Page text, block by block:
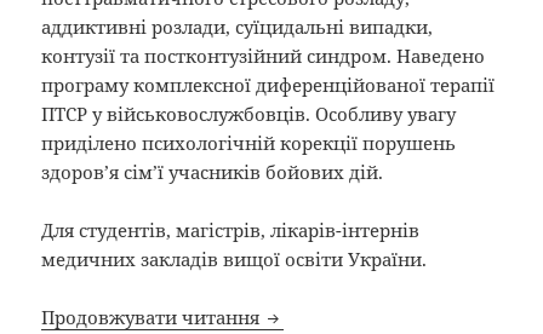
аддиктивні розлади, суїцидальні випадки,
контузії та постконтузійний синдром. Наведено
програму комплексної диференційованої терапії
ПТСР у військовослужбовців. Особливу увагу
приділено психологічній корекції порушень
здоров’я сім’ї учасників бойових дій.
Для студентів, магістрів, лікарів-інтернів
медичних закладів вищої освіти України.
Продовжувати читання Охорона ментального